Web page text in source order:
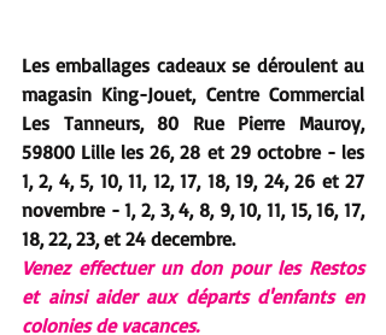
Les emballages cadeaux se déroulent au
magasin King-Jouet, Centre Commercial
Les Tanneurs, 80 Rue Pierre Mauroy,
59800 Lille les 26, 28 et 29 octobre - les
1, 2, 4, 5, 10, 11, 12, 17, 18, 19, 24, 26 et 27
novembre - 1, 2, 3, 4, 8, 9, 10, 11, 15, 16, 17,
18, 22, 23, et 24 decembre.
Venez effectuer un don pour les Restos
et ainsi aider aux départs d'enfants en
colonies de vacances.